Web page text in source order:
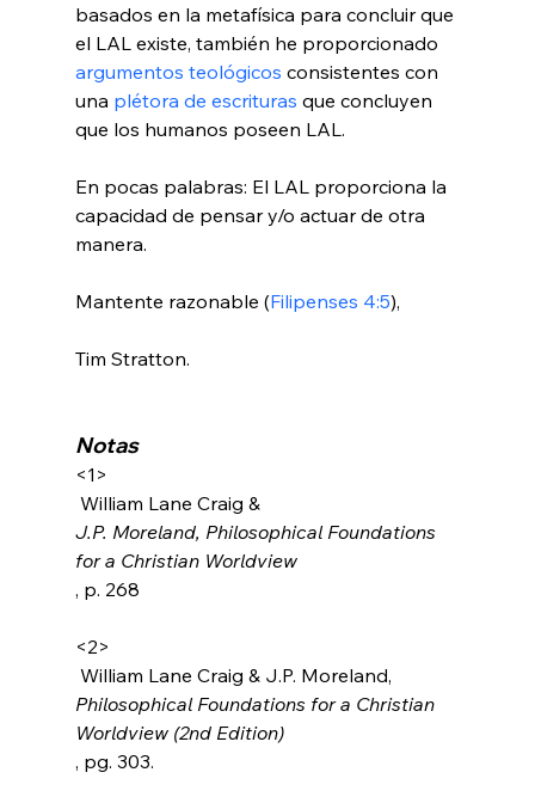
basados en la metafísica para concluir que
el LAL existe, también he proporcionado
argumentos teológicos consistentes con
una plétora de escrituras que concluyen
que los humanos poseen LAL.
En pocas palabras: El LAL proporciona la
capacidad de pensar y/o actuar de otra
manera.
Mantente razonable (Filipenses 4:5),
Tim Stratton.
Notas
<1>
William Lane Craig &
J.P. Moreland, Philosophical Foundations
for a Christian Worldview
, p. 268
<2>
William Lane Craig & J.P. Moreland,
Philosophical Foundations for a Christian
Worldview (2nd Edition)
, pg. 303.